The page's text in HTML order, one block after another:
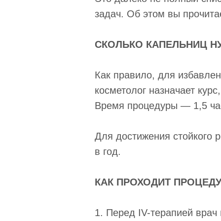
задач. Об этом вы
СКОЛЬКО КАПЕЛЬНИЦ
Как правило, для
косметолог назначает
Время процедуры — 1,5
Для достижения стойкого
в год.
КАК ПРОХОДИТ
1. Перед IV-терапией